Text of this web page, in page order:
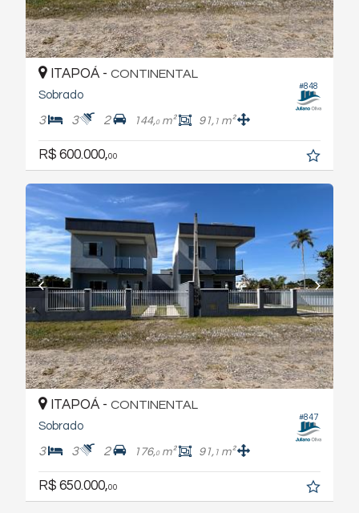
#848
ITAPOÁ - CONTINENTAL
Sobrado
3 3 2 144,0m² 91, 1 m²
R$ 600.000,00
#847
ITAPOÁ - CONTINENTAL
Sobrado
3 3 2 176,0m² 91, 1 m²
R$ 650.000,00